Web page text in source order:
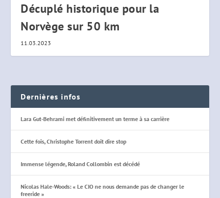
Décuplé historique pour la
Norvège sur 50 km
11.03.2023
Dernières infos
Lara Gut-Behrami met définitivement un terme à sa carrière
Cette fois, Christophe Torrent doit dire stop
Immense légende, Roland Collombin est décédé
Nicolas Hale-Woods: « Le CIO ne nous demande pas de changer le
freeride »